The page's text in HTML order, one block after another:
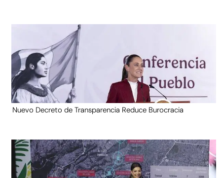
Nuevo Decreto de Transparencia Reduce Burocracia